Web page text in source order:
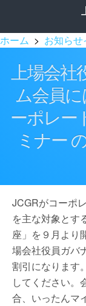
ホーム > お知らせ
上場会社
ム会員
ーポレー
ミナー
JCGRがコーポ
を主な対象とす
座」を９月より
場会社役員ガバ
割引になります
してください。
合、いったんマ